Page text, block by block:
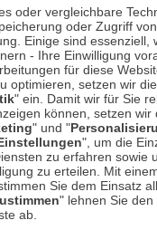
oder vergleichbare
oder Zugriff
Einige sind essenziell,
- Ihre Einwilligung
für diese
optimieren, setzen wir
" ein. Damit wir für Sie
können, setzen wir
" und "
", um die
zu erfahren sowie
zu erteilen. Mit
Sie dem Einsatz
" lehnen Sie
ab.
Geschäft in
Auf dem Steinbüchel 6
53340 Meckenheim
bis Samstag 9:00 Uhr
weitere Information
Hier finden Sie uns im